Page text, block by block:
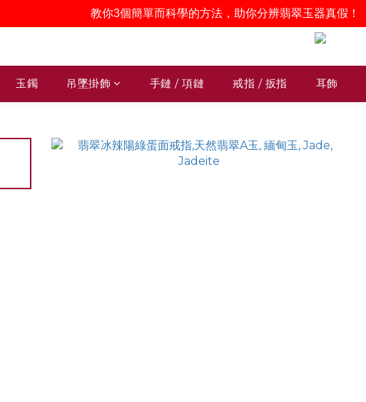
玉鐲 吊墜掛飾 手鏈 / 項鏈 戒指 / 扳指 耳飾
教你3個簡單而科學的方法，助你分辨翡翠玉器真假！